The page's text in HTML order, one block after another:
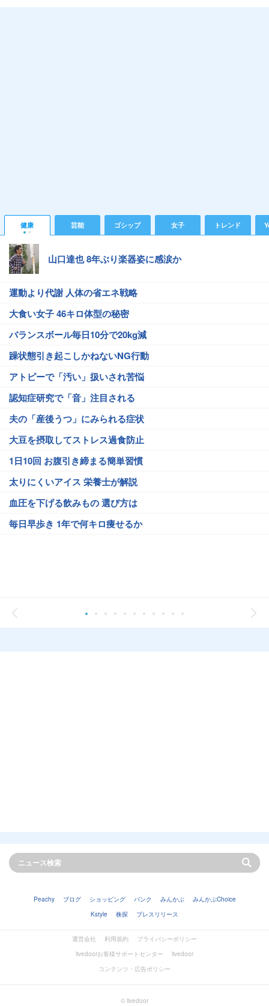
健康 芸能 ゴシップ 女子 トレンド
山口達也 8年ぶり楽器姿に感涙か
運動より代謝 人体の省エネ戦略
大食い女子 46キロ体型の秘密
バランスボール毎日10分で20kg減
躁状態引き起こしかねないNG行動
アトピーで「汚い」扱いされ苦悩
認知症研究で「音」注目される
夫の「産後うつ」にみられる症状
大豆を摂取してストレス過食防止
1日10回 お腹引き締まる簡単習慣
太りにくいアイス 栄養士が解説
血圧を下げる飲みもの 選び方は
毎日早歩き 1年で何キロ痩せるか
Peachy ブログ ショッピング バンク みんかぶ
みんかぶChoice
Kstyle
株探 プレスリリース
運営会社 利用規約
プライバシーポリシー
livedoorお客様サポートセンター
livedoor
コンテンツ・広告ポリシー
© livedoor